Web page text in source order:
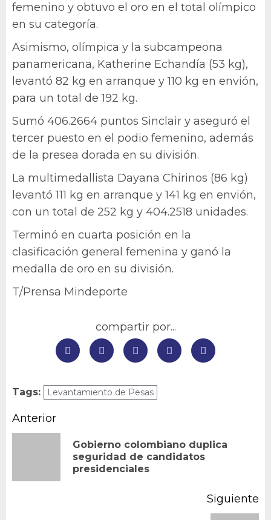
femenino y obtuvo el oro en el total olímpico
en su categoría.
Asimismo, olímpica y la subcampeona
panamericana, Katherine Echandía (53 kg),
levantó 82 kg en arranque y 110 kg en envión,
para un total de 192 kg.
Sumó 406.2664 puntos Sinclair y aseguró el
tercer puesto en el podio femenino, además
de la presea dorada en su división.
La multimedallista Dayana Chirinos (86 kg)
levantó 111 kg en arranque y 141 kg en envión,
con un total de 252 kg y 404.2518 unidades.
Terminó en cuarta posición en la
clasificación general femenina y ganó la
medalla de oro en su división.
T/Prensa Mindeporte
compartir por...
Tags: Levantamiento de Pesas
Navegación
entradas
Anterior
Gobierno colombiano duplica
seguridad de candidatos
presidenciales
Siguiente